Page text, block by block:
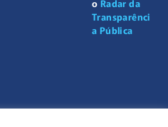
o Radar da
Transparênci
a Pública